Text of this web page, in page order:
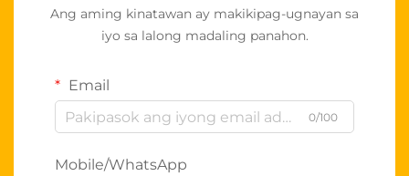
Ang aming kinatawan ay makikipag-ugnayan sa
iyo sa lalong madaling panahon.
Email
0/100
Mobile/WhatsApp